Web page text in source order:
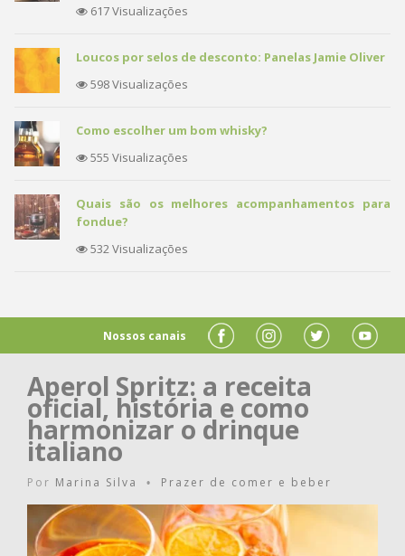
617 Visualizações
Loucos por selos de desconto: Panelas Jamie Oliver
598 Visualizações
Como escolher um bom whisky?
555 Visualizações
Quais são os melhores acompanhamentos para
fondue?
532 Visualizações
Nossos canais
Aperol Spritz: a receita
oficial, história e como
harmonizar o drinque
italiano
Por Marina Silva • Prazer de comer e beber